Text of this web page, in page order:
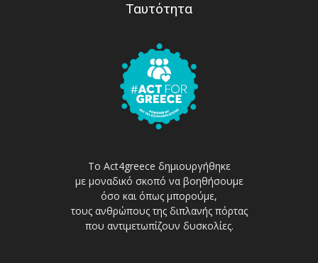
Ταυτότητα
Το Act4greece δημιουργήθηκε
με μοναδικό σκοπό να βοηθήσουμε
όσο και όπως μπορούμε,
τους ανθρώπους της διπλανής πόρτας
που αντιμετωπίζουν δυσκολίες.